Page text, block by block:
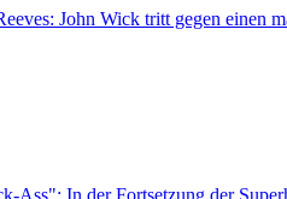
John Wick tritt gegen einen
In der Fortsetzung der